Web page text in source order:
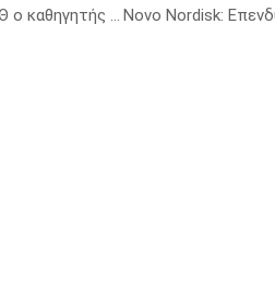
Victor M. Montori: Επίτιμος διδάκτορας του ΑΠΘ ο καθηγητής στη Mayo Klinic